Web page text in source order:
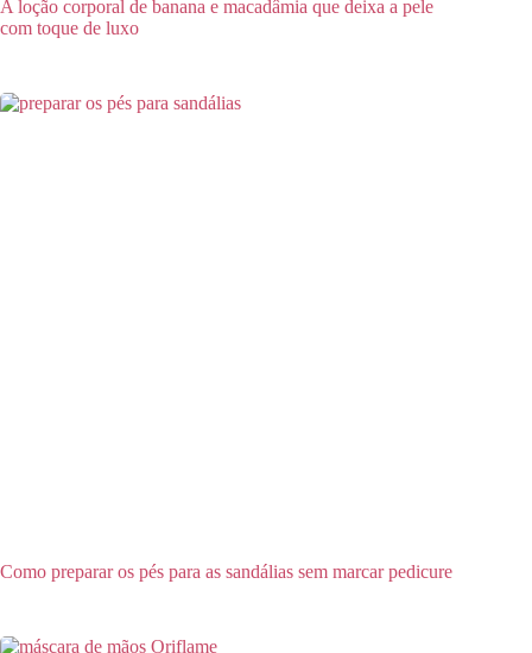
A loção corporal de banana e macadâmia que deixa a pele
com toque de luxo
Como preparar os pés para as sandálias sem marcar pedicure